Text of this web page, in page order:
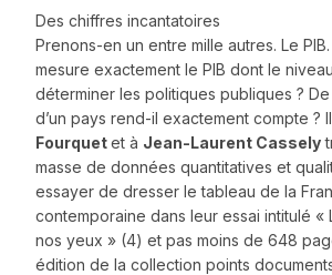
Des chiffres incantatoires
Prenons-en un entre mille autres. Le
mesure exactement le PIB dont le
déterminer les politiques publiques ?
d’un pays rend-il exactement compte ?
Fourquetet à Jean-Laurent Cassely
masse de données quantitatives et
essayer de dresser le tableau de la
contemporaine dans leur essai intitulé «
nos yeux » (4) et pas moins de 648
édition de la collection points